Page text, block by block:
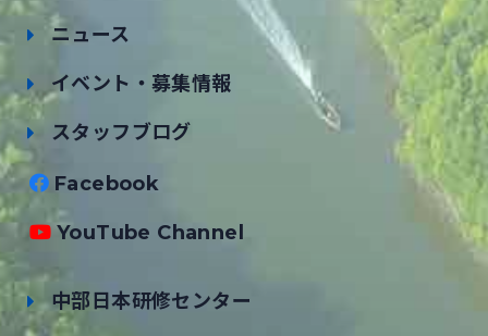
ニュース
イベント・募集情報
スタッフブログ
Facebook
YouTube Channel
中部日本研修センター